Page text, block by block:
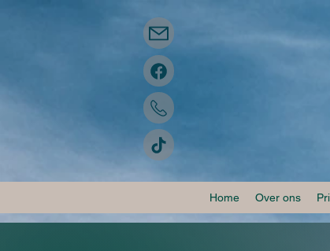
Home Over ons